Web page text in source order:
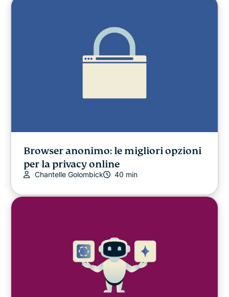
Browser anonimo: le migliori opzioni
per la privacy online
Chantelle Golombick 40 min